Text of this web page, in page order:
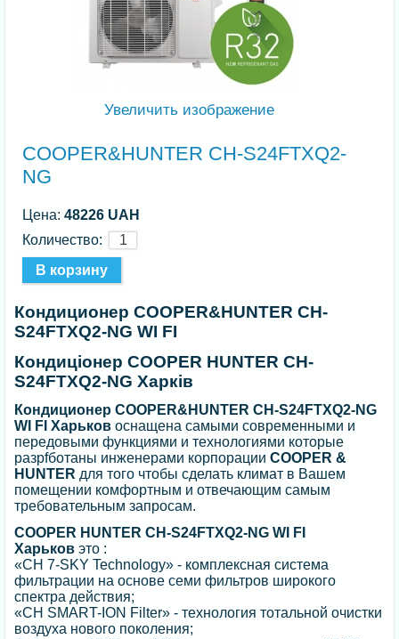
Увеличить изображение
COOPER&HUNTER CH-S24FTXQ2-
NG
Цена:48226 UAH
Количество:
Кондиционер COOPER&HUNTER CH-
S24FTXQ2-NG WI FI
Кондиціонер COOPER HUNTER CH-
S24FTXQ2-NG Харків
Кондиционер COOPER&HUNTER CH-S24FTXQ2-NG
WI FI Харьков оснащена самыми современными и
передовыми функциями и технологиями которые
разрfботаны инженерами корпорацииCOOPER &
HUNTER для того чтобы сделать климат в Вашем
помещении комфортным и отвечающим самым
требовательным запросам.
COOPER HUNTER CH-S24FTXQ2-NG WI FI
Харьков это :
«CH 7-SKY Technology» - комплексная система
фильтрации на основе семи фильтров широкого
спектра действия;
«CH SMART-ION Filter» - технология тотальной очистки
воздуха нового поколения;